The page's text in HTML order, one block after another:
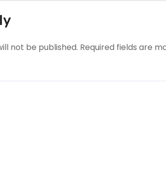
not be published. Required fields are